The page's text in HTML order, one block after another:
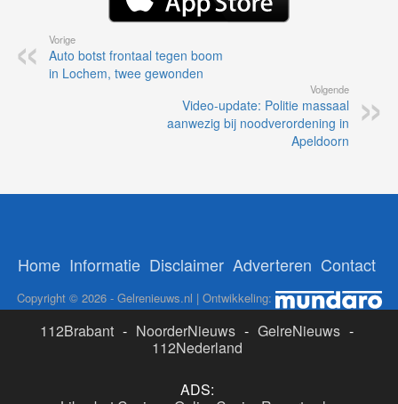
Vorige
Auto botst frontaal tegen boom
in Lochem, twee gewonden
Volgende
Video-update: Politie massaal
aanwezig bij noodverordening in
Apeldoorn
Home Informatie Disclaimer Adverteren Contact
Copyright © 2026 - Gelrenieuws.nl | Ontwikkeling:
112Brabant - NoorderNieuws - GelreNieuws -
112Nederland
ADS: